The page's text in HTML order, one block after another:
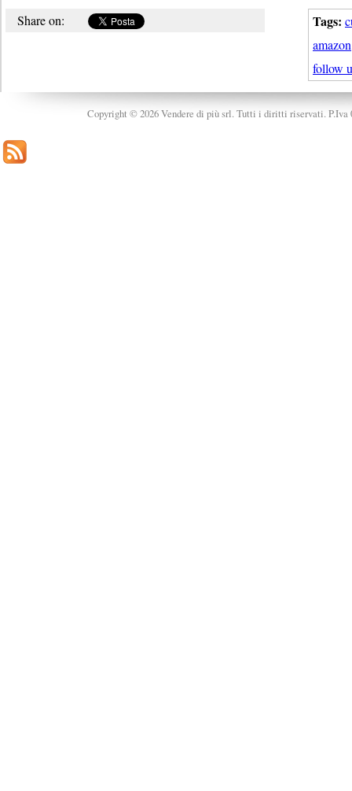
Tags:
amazon
follow
Share on:
Copyright © 2026 Vendere di più srl. Tutti i diritti riservati. P.Iva